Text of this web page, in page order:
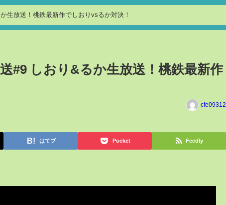
生放送！桃鉄最新作でしおりvsるか対決！
#9 しおり&るか生放送！桃鉄最新作
cfe09312
はてブ Pocket Feedly